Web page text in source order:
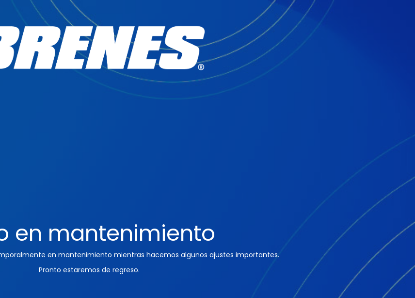
en mantenimiento
en mantenimiento mientras hacemos algunos ajustes importantes.
Pronto estaremos de regreso.